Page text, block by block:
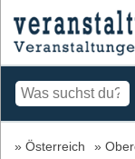
Österreich